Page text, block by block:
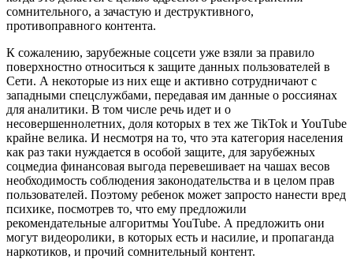
сомнительного, а зачастую и деструктивного,
противоправного контента.
К сожалению, зарубежные соцсети уже взяли за правило
поверхностно относиться к защите данных пользователей в
Сети. А некоторые из них еще и активно сотрудничают с
западными спецслужбами, передавая им данные о россиянах
для аналитики. В том числе речь идет и о
несовершеннолетних, доля которых в тех же TikTok и YouTube
крайне велика. И несмотря на то, что эта категория населения
как раз таки нуждается в особой защите, для зарубежных
соцмедиа финансовая выгода перевешивает на чашах весов
необходимость соблюдения законодательства и в целом прав
пользователей. Поэтому ребенок может запросто нанести вред
психике, посмотрев то, что ему предложили
рекомендательные алгоритмы YouTube. А предложить они
могут видеоролики, в которых есть и насилие, и пропаганда
наркотиков, и прочий сомнительный контент.